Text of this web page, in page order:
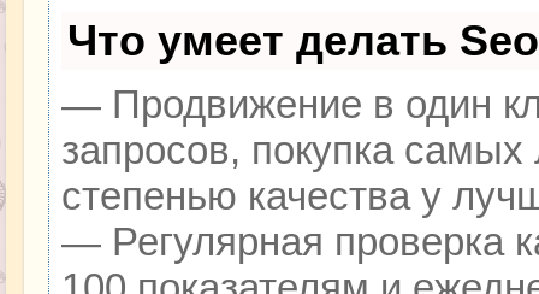
Что умеет делать
— Продвижение в один
запросов, покупка
степенью качества у
— Регулярная проверка